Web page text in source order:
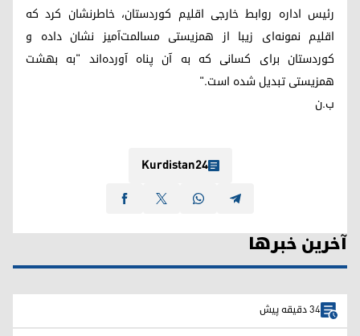
رئیس اداره روابط خارجی اقلیم کوردستان، خاطرنشان کرد که
اقلیم نمونه‌ای زیبا از همزیستی مسالمت‌آمیز نشان داده و
کوردستان برای کسانی که به آن پناه آورده‌اند "به بهشت
همزیستی تبدیل شده است."
ب.ن
Kurdistan24
آخرین خبرها
34 دقیقه پیش